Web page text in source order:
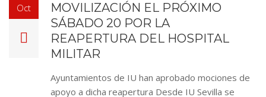
Oct
MOVILIZACIÓN EL PRÓXIMO
SÁBADO 20 POR LA
REAPERTURA DEL HOSPITAL
MILITAR
Ayuntamientos de IU han aprobado mociones de
apoyo a dicha reapertura Desde IU Sevilla se